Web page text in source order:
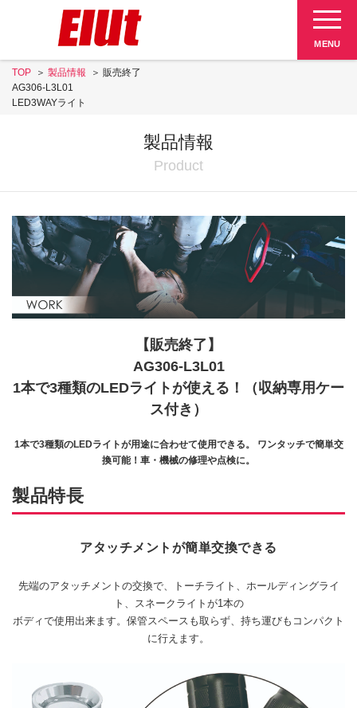
MENU
Elut 販売終了品
TOP 製品情報
販売終了
AG306-L3L01
LED3WAYライト
製品情報
Product
【販売終了】
AG306-L3L01
1本で3種類のLEDライトが使える！（収納専用ケー
ス付き）
1本で3種類のLEDライトが用途に合わせて使用できる。
ワンタッチで簡単交
換可能！車・機械の修理や点検に。
製品特長
アタッチメントが簡単交換できる
先端のアタッチメントの交換で、トーチライト、ホールディングライ
ト、スネークライトが1本の
ボディで使用出来ます。保管スペースも取らず、持ち運びもコンパクト
に行えます。